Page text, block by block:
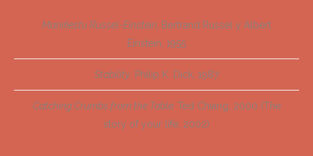
Manifiestu Russel-Einstein, Bertrand Russel y Albert
Einstein, 1955
Stability . Philip K. Dick, 1987
Catching Crumbs from the Table. Ted Chiang, 2000 (The
story of your life, 2002)